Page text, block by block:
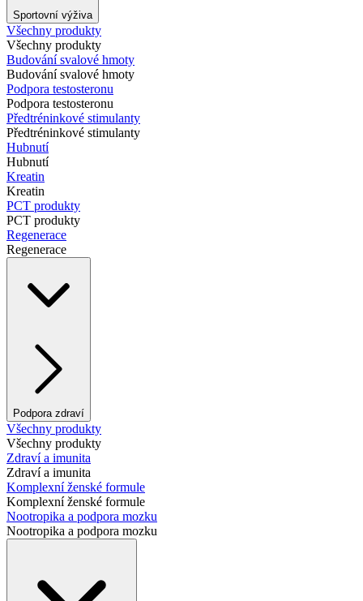
Sportovní výživa
Všechny produkty
Všechny produkty
Budování svalové hmoty
Budování svalové hmoty
Podpora testosteronu
Podpora testosteronu
Předtréninkové stimulanty
Předtréninkové stimulanty
Hubnutí
Hubnutí
Kreatin
Kreatin
PCT produkty
PCT produkty
Regenerace
Regenerace
Podpora zdraví
Všechny produkty
Všechny produkty
Zdraví a imunita
Zdraví a imunita
Komplexní ženské formule
Komplexní ženské formule
Nootropika a podpora mozku
Nootropika a podpora mozku